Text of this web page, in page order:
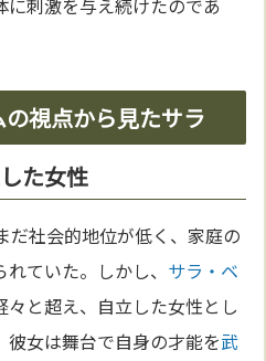
視点から見たサラ
た女性
だ社会的地位が低く、家庭の
ていた。しかし、 サラ・ベ
々と超え、自立した女性とし
女は舞台で自身の才能を武